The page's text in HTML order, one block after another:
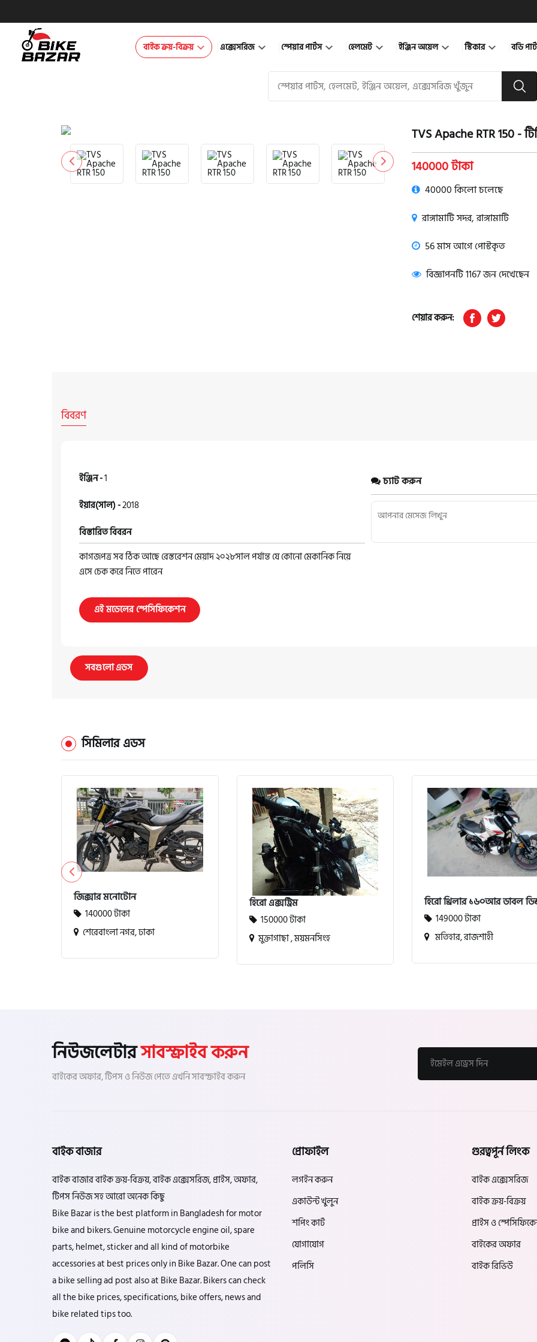
বাইক ক্রয়-বিক্রয় এক্সেসরিজ স্পেয়ার পার্টস হেলমেট ইঞ্জিন অয়েল স্টিকার বডি
product view product view
TVS Apache RTR 150 -
140000 টাকা
40000 কিলো চলেছে
রাঙ্গামাটি সদর, রাঙ্গামাটি
56 মাস আগে পোস্টকৃত
বিজ্ঞাপনটি 1167 জন দেখেছেন
শেয়ার করুন:
বিবরণ
ইঞ্জিন -1
ইয়ার(সাল) -2018
বিস্তারিত বিবরন
কাগজপত্র সব ঠিক আছে রেস্তরেশন মেয়াদ ২০২৮সাল পর্যান্ত যে কোনো মেকানিক নিয়ে
এসে চেক করে নিতে পারেন
এই মডেলের স্পেসিফিকেশন
চ্যাট করুন
সবগুলো এডস
সিমিলার এডস
জিক্সার মনোটোন
140000 টাকা
শেরেবাংলা নগর, ঢাকা
হিরো এক্সট্রিম
150000 টাকা
মুক্তাগাছা , ময়মনসিংহ
হিরো থ্রিলার ১৬০আর ডাবল
149000 টাকা
মতিহার, রাজশাহী
নিউজলেটারসাবস্ক্রাইব করুন
বাইকের অফার, টিপস ও নিউজ পেতে এখনি সাবস্ক্রাইব করুন
বাইক বাজার
বাইক বাজার বাইক ক্রয়-বিক্রয়, বাইক এক্সেসরিজ, প্রাইস, অফার,
টিপস নিউজ সহ আরো অনেক কিছু
Bike Bazar is the best platform in Bangladesh for motor
bike and bikers. Genuine motorcycle engine oil, spare
parts, helmet, sticker and all kind of motorbike
accessories at best prices only in Bike Bazar. One can post
a bike selling ad post also at Bike Bazar. Bikers can check
all the bike prices, specifications, bike offers, news and
bike related tips too.
প্রোফাইল
লগইন করুন
একাউন্ট খুলুন
শপিং কার্ট
যোগাযোগ
পলিসি
গুরত্বপূর্ন লিংক
বাইক এক্সেসরিজ
বাইক ক্রয়-বিক্রয়
প্রাইস ও
বাইকের অফার
বাইক রিভিউ